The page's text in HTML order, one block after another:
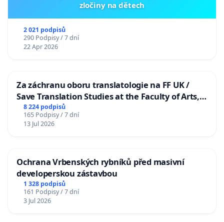
zločiny na dětech
2 021 podpisů
290 Podpisy / 7 dní
22 Apr 2026
Za záchranu oboru translatologie na FF UK /
Save Translation Studies at the Faculty of Arts,
Charles University
8 224 podpisů
165 Podpisy / 7 dní
13 Jul 2026
Ochrana Vrbenských rybníků před masivní
developerskou zástavbou
1 328 podpisů
161 Podpisy / 7 dní
3 Jul 2026